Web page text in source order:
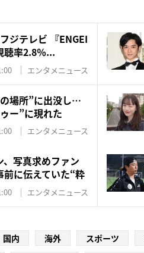
ジテレビ 『ENGEI
聴率2.8％...
エンタメニュース
場所”に出没し…
ー”に現れた
エンタメニュース
写真求めファン
に伝えていた“粋
エンタメニュース
国内 海外 スポーツ